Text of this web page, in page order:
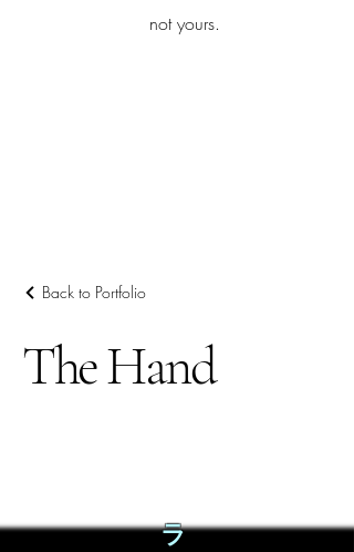
not yours.
Back to Portfolio
The Hand
ラ